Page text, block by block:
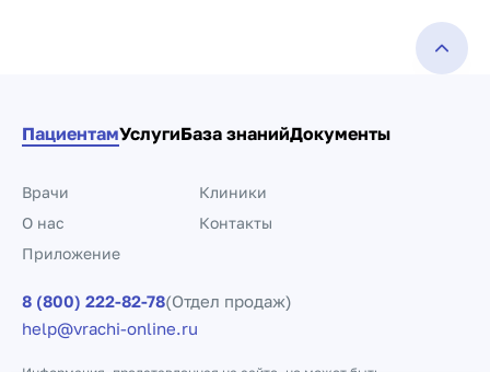
ПациентамУслугиБаза знанийДокументы
Врачи
Клиники
О нас
Контакты
Приложение
8 (800) 222-82-78(Отдел продаж)
help@vrachi-online.ru